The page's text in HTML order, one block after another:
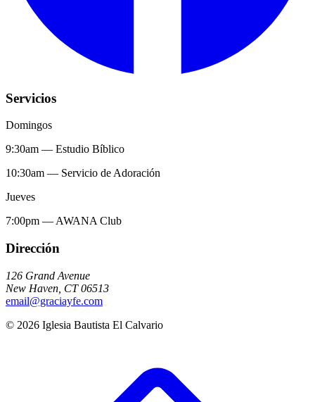
Servicios
Domingos
9:30am — Estudio Bíblico
10:30am — Servicio de Adoración
Jueves
7:00pm — AWANA Club
Dirección
126 Grand Avenue
New Haven CT 06513
email@graciayfe.com
© 2026 Iglesia Bautista El Calvario